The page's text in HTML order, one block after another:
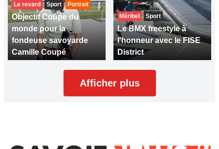
Le revard Sport Portrait
Objectif Coupe du
monde pour la
fondeuse savoyarde
Camille Coupé
Méribel Sport
Le BMX freestyle à
l'honneur avec le FISE
District
Afficher plus